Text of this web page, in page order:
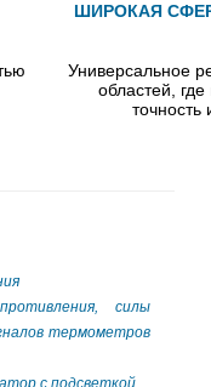
ШИРОКАЯ
Универсальное
областей,
точность
силы
термометров
с подсветкой